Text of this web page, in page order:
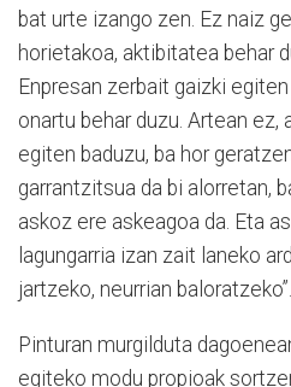
bat urte izango zen. Ez naiz
horietakoa, aktibitatea behar
Enpresan zerbait gaizki
onartu behar duzu. Artean ez,
egiten baduzu, ba hor
garrantzitsua da bi alorretan,
askoz ere askeagoa da. Eta
lagungarria izan zait laneko
jartzeko, neurrian baloratzeko”.
Pinturan murgilduta
egiteko modu propioak